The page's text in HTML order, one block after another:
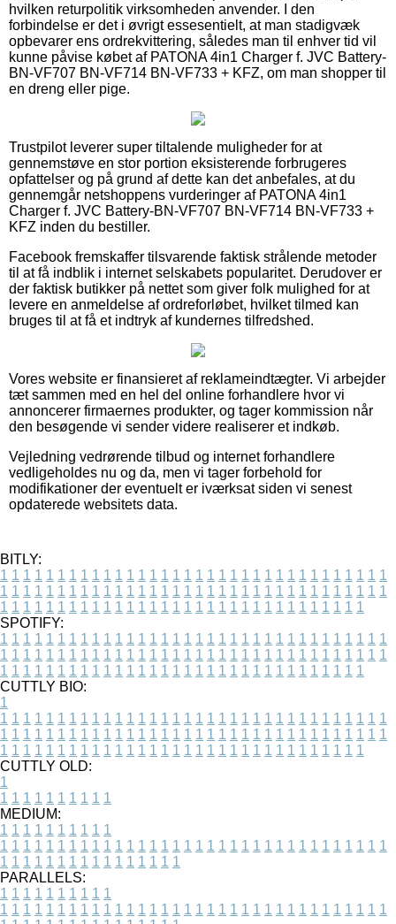
hvilken returpolitik virksomheden anvender. I den
forbindelse er det i øvrigt essesentielt, at man stadigvæk
opbevarer ens ordrekvittering, således man til enhver tid vil
kunne påvise købet af PATONA 4in1 Charger f. JVC Battery-
BN-VF707 BN-VF714 BN-VF733 + KFZ, om man shopper til
en dreng eller pige.
Trustpilot leverer super tiltalende muligheder for at
gennemstøve en stor portion eksisterende forbrugeres
opfattelser og på grund af dette kan det anbefales, at du
gennemgår netshoppens vurderinger af PATONA 4in1
Charger f. JVC Battery-BN-VF707 BN-VF714 BN-VF733 +
KFZ inden du bestiller.
Facebook fremskaffer tilsvarende faktisk strålende metoder
til at få indblik i internet selskabets popularitet. Derudover er
der faktisk butikker på nettet som giver folk mulighed for at
levere en anmeldelse af ordreforløbet, hvilket tilmed kan
bruges til at få et indtryk af kundernes tilfredshed.
Vores website er finansieret af reklameindtægter. Vi arbejder
tæt sammen med en hel del online forhandlere hvor vi
annoncerer firmaernes produkter, og tager kommission når
den besøgende vi sender videre realiserer et indkøb.
Vejledning vedrørende tilbud og internet forhandlere
vedligeholdes nu og da, men vi tager forbehold for
modifikationer der eventuelt er iværksat siden vi senest
opdaterede websitets data.
BITLY:
1 1 1 1 1 1 1 1 1 1 1 1 1 1 1 1 1 1 1 1 1 1 1 1 1 1 1 1 1 1 1 1 1 1
1 1 1 1 1 1 1 1 1 1 1 1 1 1 1 1 1 1 1 1 1 1 1 1 1 1 1 1 1 1 1 1 1 1
1 1 1 1 1 1 1 1 1 1 1 1 1 1 1 1 1 1 1 1 1 1 1 1 1 1 1 1 1 1 1 1
SPOTIFY:
1 1 1 1 1 1 1 1 1 1 1 1 1 1 1 1 1 1 1 1 1 1 1 1 1 1 1 1 1 1 1 1 1 1
1 1 1 1 1 1 1 1 1 1 1 1 1 1 1 1 1 1 1 1 1 1 1 1 1 1 1 1 1 1 1 1 1 1
1 1 1 1 1 1 1 1 1 1 1 1 1 1 1 1 1 1 1 1 1 1 1 1 1 1 1 1 1 1 1 1
CUTTLY BIO:
1
1 1 1 1 1 1 1 1 1 1 1 1 1 1 1 1 1 1 1 1 1 1 1 1 1 1 1 1 1 1 1 1 1 1
1 1 1 1 1 1 1 1 1 1 1 1 1 1 1 1 1 1 1 1 1 1 1 1 1 1 1 1 1 1 1 1 1 1
1 1 1 1 1 1 1 1 1 1 1 1 1 1 1 1 1 1 1 1 1 1 1 1 1 1 1 1 1 1 1 1
CUTTLY OLD:
1
1 1 1 1 1 1 1 1 1 1
MEDIUM:
1 1 1 1 1 1 1 1 1 1
1 1 1 1 1 1 1 1 1 1 1 1 1 1 1 1 1 1 1 1 1 1 1 1 1 1 1 1 1 1 1 1 1 1
1 1 1 1 1 1 1 1 1 1 1 1 1 1 1 1
PARALLELS:
1 1 1 1 1 1 1 1 1 1
1 1 1 1 1 1 1 1 1 1 1 1 1 1 1 1 1 1 1 1 1 1 1 1 1 1 1 1 1 1 1 1 1 1